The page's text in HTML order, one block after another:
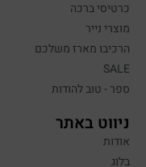
כרטיסי ברכה
מוצרי נייר
הרכיבו מארז משלכם
SALE
ספר - טוב להודות
ניווט באתר
אודות
בלוג